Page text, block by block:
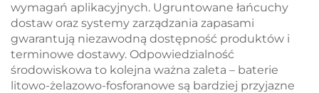
wymagań aplikacyjnych. Ugruntowane łańcuchy
dostaw oraz systemy zarządzania zapasami
gwarantują niezawodną dostępność produktów i
terminowe dostawy. Odpowiedzialność
środowiskowa to kolejna ważna zaleta – baterie
litowo-żelazowo-fosforanowe są bardziej przyjazne